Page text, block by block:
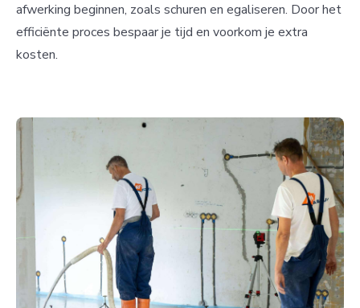
afwerking beginnen, zoals schuren en egaliseren. Door het
efficiënte proces bespaar je tijd en voorkom je extra
kosten.